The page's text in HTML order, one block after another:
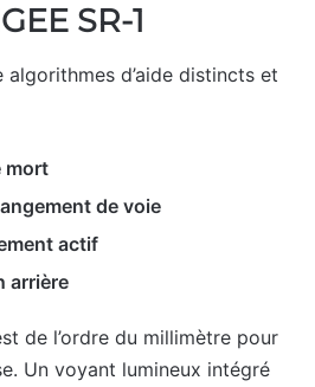
SR-1
algorithmes d’aide distincts et
mort
de voie
actif
arrière
de l’ordre du millimètre pour
Un voyant lumineux intégré